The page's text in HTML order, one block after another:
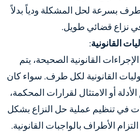
بسرعة لحل المشكلة ودياً بدلاً
نزاع قضائي طويل.
القانونية:
القانونية الصحيحة، يتم
القانونية لكل طرف. سواء كان
أو الامتثال لقرارات المحكمة،
في تنظيم عملية حل النزاع بشكل
الأطراف بالواجبات القانونية.